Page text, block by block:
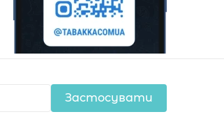
Застосувати